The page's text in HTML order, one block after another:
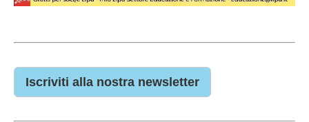
Iscriviti alla nostra newsletter